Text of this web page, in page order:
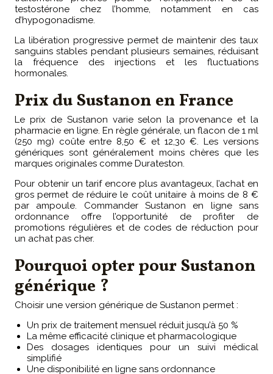
testostérone chez l’homme, notamment en cas
d’hypogonadisme.
La libération progressive permet de maintenir des taux
sanguins stables pendant plusieurs semaines, réduisant
la fréquence des injections et les fluctuations
hormonales.
Prix du Sustanon en France
Le prix de Sustanon varie selon la provenance et la
pharmacie en ligne. En règle générale, un flacon de 1 ml
(250 mg) coûte entre 8,50 € et 12,30 €. Les versions
génériques sont généralement moins chères que les
marques originales comme Durateston.
Pour obtenir un tarif encore plus avantageux, l’achat en
gros permet de réduire le coût unitaire à moins de 8 €
par ampoule. Commander Sustanon en ligne sans
ordonnance offre l’opportunité de profiter de
promotions régulières et de codes de réduction pour
un achat pas cher.
Pourquoi opter pour Sustanon
générique ?
Choisir une version générique de Sustanon permet :
Un prix de traitement mensuel réduit jusqu’à 50 %
La même efficacité clinique et pharmacologique
Des dosages identiques pour un suivi médical
simplifié
Une disponibilité en ligne sans ordonnance